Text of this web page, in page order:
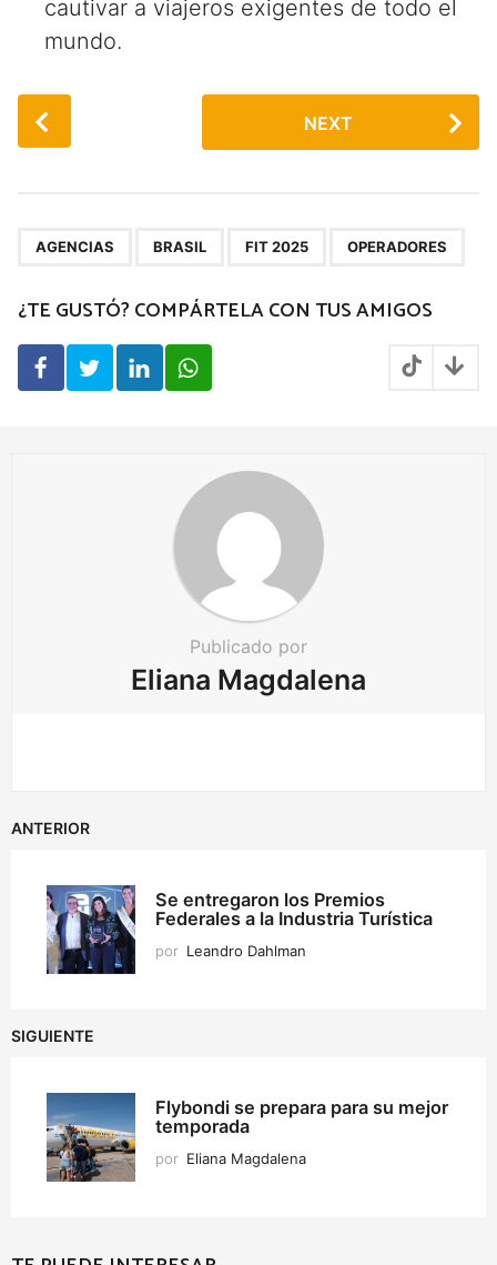
cautivar a viajeros exigentes de todo el
mundo.
P
o
i
n
t
NEXT
AGENCIAS BRASIL FIT 2025 OPERADORES
¿TE GUSTÓ? COMPÁRTELA CON TUS AMIGOS
Publicado por
Eliana Magdalena
ANTERIOR
Se entregaron los Premios
Federales a la Industria Turística
por Leandro Dahlman
SIGUIENTE
Flybondi se prepara para su mejor
temporada
por Eliana Magdalena